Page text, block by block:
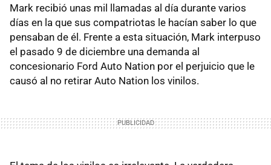
Mark recibió unas mil llamadas al día durante varios
días en la que sus compatriotas le hacían saber lo que
pensaban de él. Frente a esta situación, Mark interpuso
el pasado 9 de diciembre una demanda al
concesionario Ford Auto Nation por el perjuicio que le
causó al no retirar Auto Nation los vinilos.